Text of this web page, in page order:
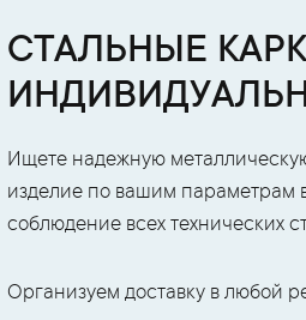
СТАЛЬНЫЕ
Ищете надежную
изделие по вашим параметрам
соблюдение всех технических
Организуем доставку в любой